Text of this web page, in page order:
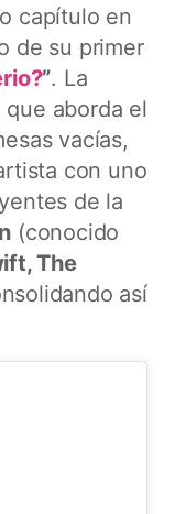
capítulo en
de su primer
”. La
aborda el
vacías,
con uno
de la
(conocido
The
así